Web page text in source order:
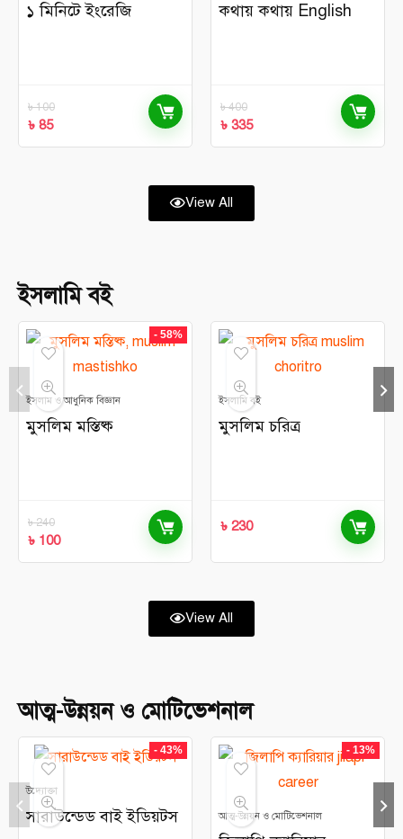
১ মিনিটে ইংরেজি
৳100
৳ 85
কথায় কথায় English
৳400
৳ 335
View All
ইসলামি বই
- 58%
ইসলাম ও আধুনিক বিজ্ঞান
মুসলিম মস্তিষ্ক
৳240
৳ 100
ইসলামি বই
মুসলিম চরিত্র
৳ 230
View All
আত্ম-উন্নয়ন ও মোটিভেশনাল
- 43%
উদ্যোক্তা
সারাউন্ডেড বাই ইডিয়টস
- 13%
আত্ম-উন্নয়ন ও মোটিভেশনাল